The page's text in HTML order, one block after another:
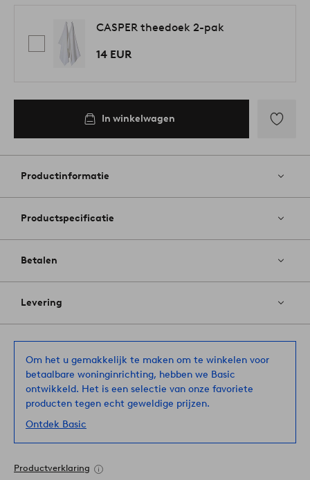
CASPER theedoek 2-pak
14 EUR
In winkelwagen
aan
Productinformatie
Productspecificatie
Betalen
Levering
Om het u gemakkelijk te maken om te winkelen voor
betaalbare woninginrichting, hebben we Basic
ontwikkeld. Het is een selectie van onze favoriete
producten tegen echt geweldige prijzen.
Ontdek Basic
Productverklaring